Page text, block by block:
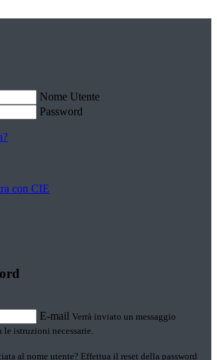
Nome Utente
Password
con CIE
E-mail Verrà inviato un messaggio
istruzioni necessarie.
al nome utente? Effettua il reset della password